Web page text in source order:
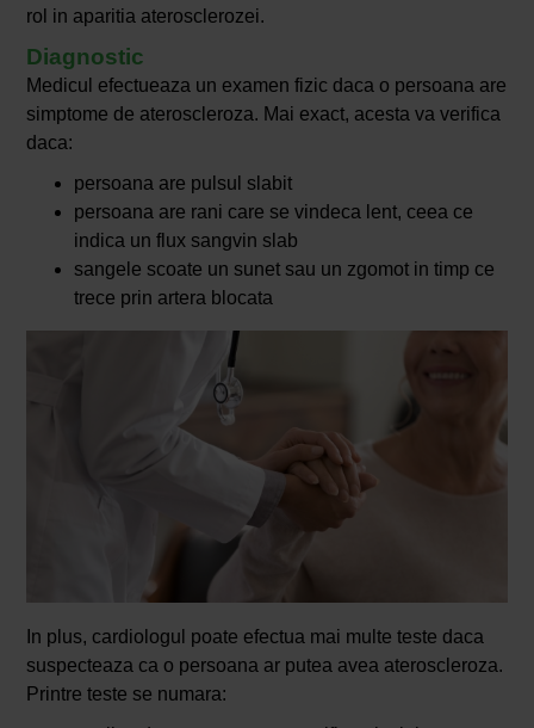
rol in aparitia aterosclerozei.
Diagnostic
Medicul efectueaza un examen fizic daca o persoana are
simptome de ateroscleroza. Mai exact, acesta va verifica
daca:
persoana are pulsul slabit
persoana are rani care se vindeca lent, ceea ce
indica un flux sangvin slab
sangele scoate un sunet sau un zgomot in timp ce
trece prin artera blocata
In plus, cardiologul poate efectua mai multe teste daca
suspecteaza ca o persoana ar putea avea ateroscleroza.
Printre teste se numara: